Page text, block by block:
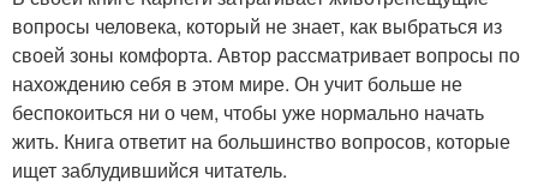
вопросы человека, который не знает, как выбраться из
своей зоны комфорта. Автор рассматривает вопросы по
нахождению себя в этом мире. Он учит больше не
беспокоиться ни о чем, чтобы уже нормально начать
жить. Книга ответит на большинство вопросов, которые
ищет заблудившийся читатель.